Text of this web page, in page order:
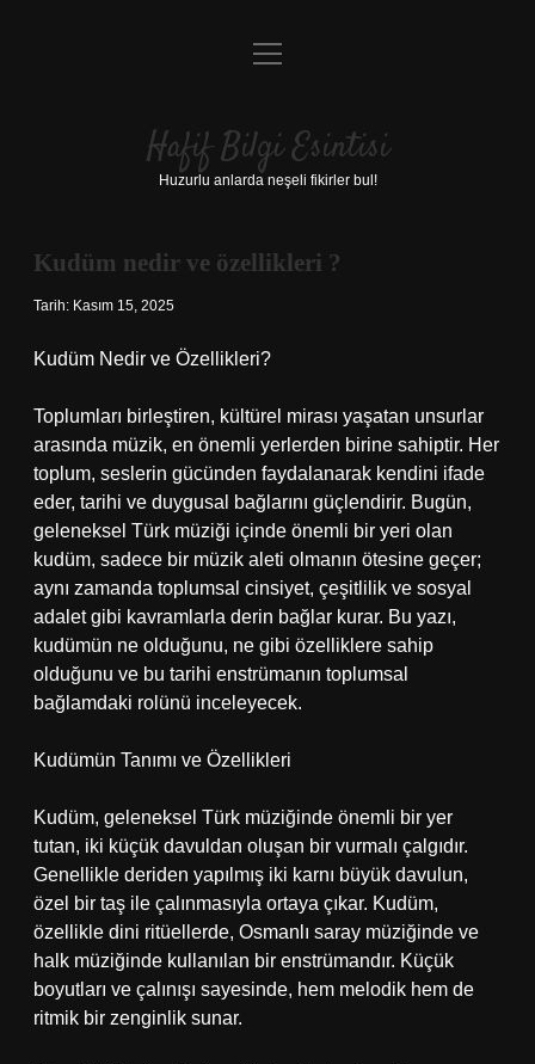
Anasayfa
Yasal Uyarı
menüyü
Hafif Bilgi Esintisi
Huzurlu anlarda neşeli fikirler bul!
Kudüm nedir ve özellikleri ?
Tarih: Kasım 15, 2025
Kudüm Nedir ve Özellikleri?
Toplumları birleştiren, kültürel mirası yaşatan unsurlar
arasında müzik, en önemli yerlerden birine sahiptir. Her
toplum, seslerin gücünden faydalanarak kendini ifade
eder, tarihi ve duygusal bağlarını güçlendirir. Bugün,
geleneksel Türk müziği içinde önemli bir yeri olan
kudüm, sadece bir müzik aleti olmanın ötesine geçer;
aynı zamanda toplumsal cinsiyet, çeşitlilik ve sosyal
adalet gibi kavramlarla derin bağlar kurar. Bu yazı,
kudümün ne olduğunu, ne gibi özelliklere sahip
olduğunu ve bu tarihi enstrümanın toplumsal
bağlamdaki rolünü inceleyecek.
Kudümün Tanımı ve Özellikleri
Kudüm, geleneksel Türk müziğinde önemli bir yer
tutan, iki küçük davuldan oluşan bir vurmalı çalgıdır.
Genellikle deriden yapılmış iki karnı büyük davulun,
özel bir taş ile çalınmasıyla ortaya çıkar. Kudüm,
özellikle dini ritüellerde, Osmanlı saray müziğinde ve
halk müziğinde kullanılan bir enstrümandır. Küçük
boyutları ve çalınışı sayesinde, hem melodik hem de
ritmik bir zenginlik sunar.